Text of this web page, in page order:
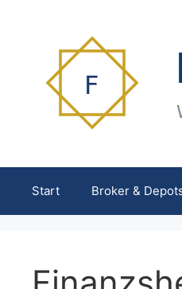
Start Broker &